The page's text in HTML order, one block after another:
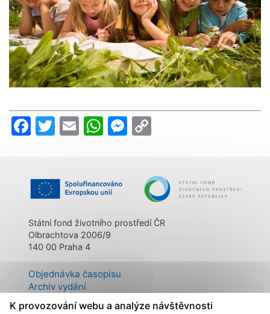
Facebook
Twitter
EmailWhatsApp
Messenger
Státní fond životního prostředí ČR
Olbrachtova 2006/9
140 00 Praha 4
Objednávka časopisu
Archiv vydání
Kontakty
K provozování webu a analýze návštěvnosti